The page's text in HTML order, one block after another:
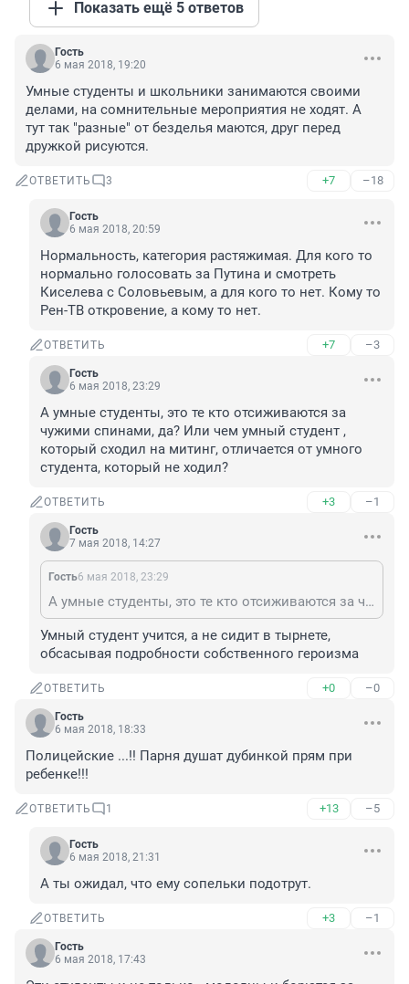
Показать ещё 5 ответов
Гость
6 мая 2018, 19:20
Умные студенты и школьники занимаются своими
делами, на сомнительные мероприятия не ходят. А
тут так "разные" от безделья маются, друг перед
дружкой рисуются.
ОТВЕТИТЬ 3 +7 –18
Гость
6 мая 2018, 20:59
Нормальность, категория растяжимая. Для кого то
нормально голосовать за Путина и смотреть
Киселева с Соловьевым, а для кого то нет. Кому то
Рен-ТВ откровение, а кому то нет.
ОТВЕТИТЬ +7 –3
Гость
6 мая 2018, 23:29
А умные студенты, это те кто отсиживаются за
чужими спинами, да? Или чем умный студент ,
который сходил на митинг, отличается от умного
студента, который не ходил?
ОТВЕТИТЬ +3 –1
Гость
7 мая 2018, 14:27
Гость6 мая 2018, 23:29
А умные студенты, это те кто отсиживаются за чужими спинами, да? Или чем умный студент , который сходил на митинг, отличается от умного студента, который не ходил?
Умный студент учится, а не сидит в тырнете,
обсасывая подробности собственного героизма
ОТВЕТИТЬ +0 –0
Гость
6 мая 2018, 18:33
Полицейские ...!! Парня душат дубинкой прям при
ребенке!!!
ОТВЕТИТЬ 1 +13 –5
Гость
6 мая 2018, 21:31
А ты ожидал, что ему сопельки подотрут.
ОТВЕТИТЬ +3 –1
Гость
6 мая 2018, 17:43